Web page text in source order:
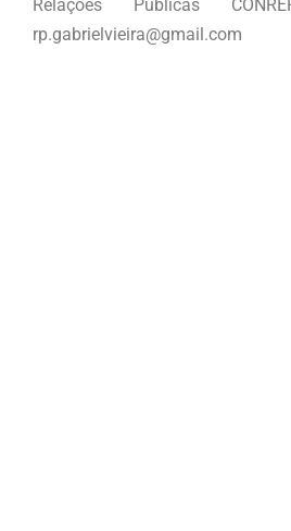
Relações Públicas
rp.gabrielvieira@gmail.com